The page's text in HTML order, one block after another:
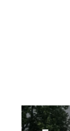
Le vin
La